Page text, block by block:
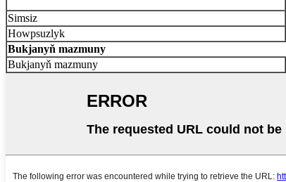
Simsiz
Howpsuzlyk
Bukjanyň mazmuny
Bukjanyň mazmuny